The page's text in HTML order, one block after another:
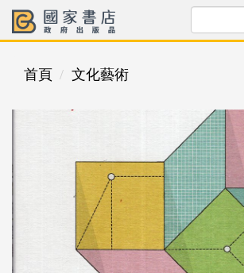
首頁 文化藝術